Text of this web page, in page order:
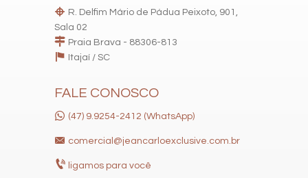
R. Delfim Mário de Pádua Peixoto, 901,
Sala 02
Praia Brava - 88306-813
Itajaí / SC
FALE CONOSCO
(47) 9.9254-2412 (WhatsApp)
comercial@jeancarloexclusive.com.br
ligamos para você